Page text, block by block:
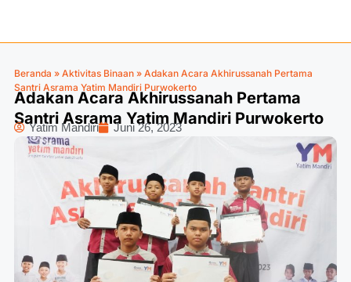
Beranda » Aktivitas Binaan » Adakan Acara Akhirussanah Pertama
Santri Asrama Yatim Mandiri Purwokerto
Adakan Acara Akhirussanah Pertama
Santri Asrama Yatim Mandiri Purwokerto
Yatim Mandiri Juni 26, 2023